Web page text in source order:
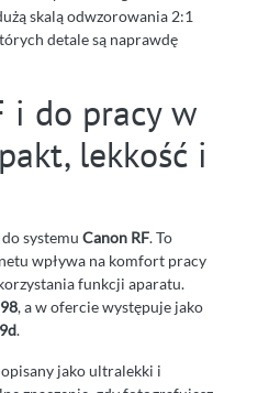
skalą odwzorowania 2:1
detale są naprawdę
i do pracy w
lekkość i
systemu Canon RF. To
wpływa na komfort pracy
funkcji aparatu.
, a w ofercie występuje jako
.
jako ultralekki i